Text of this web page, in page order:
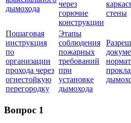
дымохода
через
горючие
конструкции
стены
Пошаговая
инструкция
по
организации
прохода через
огнестойкую
перегородку
Этапы
соблюдения
пожарных
требований
при
установке
дымохода
Вопрос 1